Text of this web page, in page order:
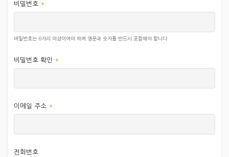
통보하겠습니다.
비밀번호 *
비밀번호는 6자리 이상이어야 하며 영문과 숫자를 반드시 포함해야 합니다.
비밀번호 확인 *
이메일 주소 *
전화번호